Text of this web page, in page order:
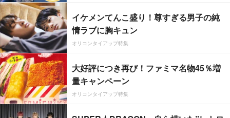
イケメンてんこ盛り！尊すぎる男子の純
情ラブに胸キュン
オリコンタイアップ特集
大好評につき再び！ファミマ名物45％増
量キャンペーン
オリコンタイアップ特集